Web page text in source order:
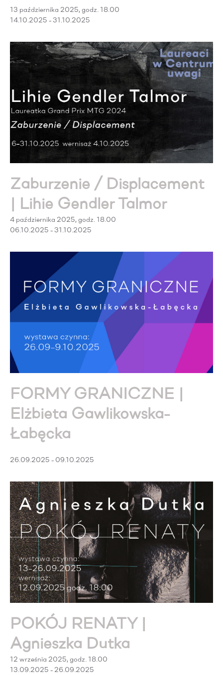
13 października 2025, godz. 18.00
14.10.2025 - 31.10.2025
Zaburzenie / Displacement
| Lihie Gendler Talmor
4 października 2025, godz. 18.00
06.10.2025 - 31.10.2025
FORMY GRANICZNE |
Elżbieta Gawlikowska-
Łabęcka
26.09.2025 - 09.10.2025
POKÓJ RENATY |
Agnieszka Dutka
12 września 2025, godz. 18.00
13.09.2025 - 26.09.2025